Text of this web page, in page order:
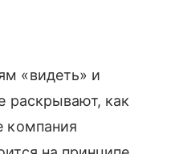
«видеть» и
раскрывают, как
компания